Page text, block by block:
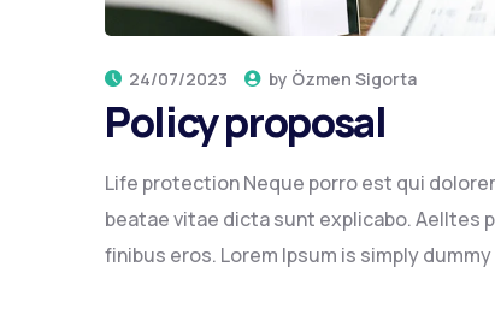
24/07/2023 by Özmen Sigorta
Policy proposal
Life protection Neque porro est qui
beatae vitae dicta sunt explicabo. Aelltes
finibus eros. Lorem Ipsum is simply